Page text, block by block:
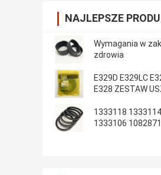
NAJLEPSZE
Wymagania w
zdrowia
E329D E329LC
E328 ZESTAW
1333118
1333106